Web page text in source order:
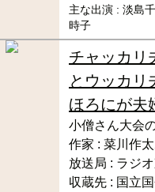
主な出演 : 淡島
時子
チャッカリ
とウッカリ
ほろにが夫
小僧さん大会
作家 : 菜川作
放送局 : ラジ
収蔵先 : 国立